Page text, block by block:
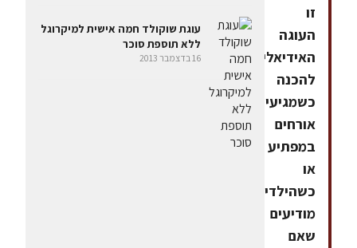
זו
העוגה
האידיאלית
להכנה
כשמגיעים
אורחים
במפתיע
או
כשהילדים
מודיעים
שאם
עוגת שוקולד חמה אישית למיקרוגל
ללא תוספת סוכר
16 בדצמבר 2013